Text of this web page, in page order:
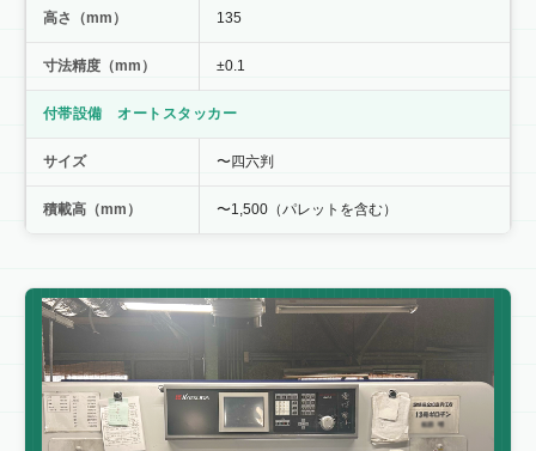
高さ（mm） 135
寸法精度（mm） ±0.1
付帯設備 オートスタッカー
サイズ 〜四六判
積載高（mm） 〜1,500（パレットを含む）